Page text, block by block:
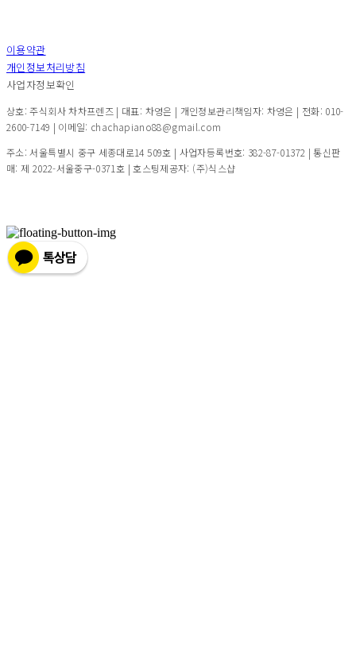
이용약관
개인정보처리방침
사업자정보확인
상호: 주식회사 차차프렌즈 | 대표: 차영은 | 개인정보관리책임자: 차영은 | 전화: 010-
2600-7149 | 이메일: chachapiano88@gmail.com
주소: 서울특별시 중구 세종대로14 509호 | 사업자등록번호: 382-87-01372 | 통신판
매:제 2022-서울중구-0371호 | 호스팅제공자: (주)식스샵